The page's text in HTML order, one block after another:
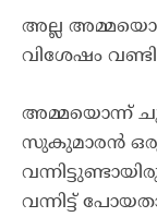
അല്ല
വിശേഷം
അമ്മയൊന്ന്
സുകുമാരൻ ഒരു
വന്നിട്ട്